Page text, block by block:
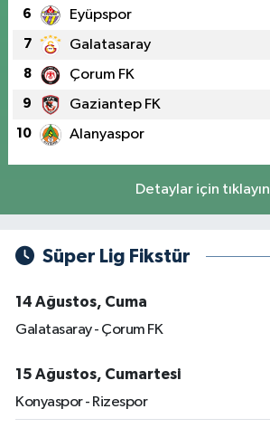
6 Eyüpspor
7 Galatasaray
8 Çorum FK
9 Gaziantep FK
10 Alanyaspor
Detaylar için tıklayın
Süper Lig Fikstür
14 Ağustos, Cuma
Galatasaray - Çorum FK
15 Ağustos, Cumartesi
Konyaspor - Rizespor